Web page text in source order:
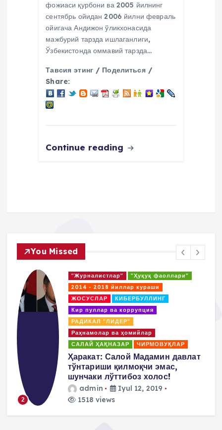
фожиаси қурбони ва 2005 йилнинг
сентябрь ойидан 2006 йилни февраль
ойигача Андижон ўликхонасида
мажбурий тарзда ишлаганлиги,
Ўзбекистонда оммавий тарзда…
Тавсия этинг / Поделиться /
Share:
Continue reading
You Missed
2
"Журналистлар"
"Ҳуқуқ фаоллари"
2014 - 2018 йиллар кураши
ЖОСУСЛАР
КИБЕРБУЛЛИНГ
Кир пуллар ва коррупция
РАДИКАЛ "ЛИДЕР"
Раҳнамолар ва ҳомийлар
САЛАЙ ҲАҚНАЗАР
ЧИРМОВУҚЛАР
Ҳаракат: Салой Мадамин давлат
тўнтариши қилмоқчи эмас,
шунчаки лўттибоз холос!
admin
Iyul 12, 2019
1518 views